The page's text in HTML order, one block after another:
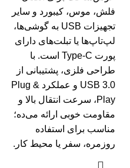
فلش، موس، کیبورد و سایر
تجهیزات USB به گوشی‌ها،
لپ‌تاپ‌ها یا تبلت‌های دارای
پورت Type-C است. با
طراحی فلزی، پشتیبانی از
USB 3.0 و عملکرد Plug &
Play، سرعت انتقال بالا و
مقاومت خوبی ارائه می‌ده؛
مناسب برای استفاده
روزمره، سفر یا محیط کار.